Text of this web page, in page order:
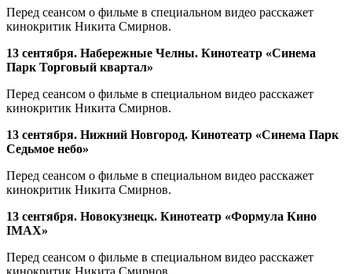
Перед сеансом о фильме в специальном видео расскажет
кинокритик Никита Смирнов.
13 сентября. Набережные Челны. Кинотеатр «Синема
Парк Торговый квартал»
Перед сеансом о фильме в специальном видео расскажет
кинокритик Никита Смирнов.
13 сентября. Нижний Новгород. Кинотеатр «Синема Парк
Седьмое небо»
Перед сеансом о фильме в специальном видео расскажет
кинокритик Никита Смирнов.
13 сентября. Новокузнецк. Кинотеатр «Формула Кино
IMAX»
Перед сеансом о фильме в специальном видео расскажет